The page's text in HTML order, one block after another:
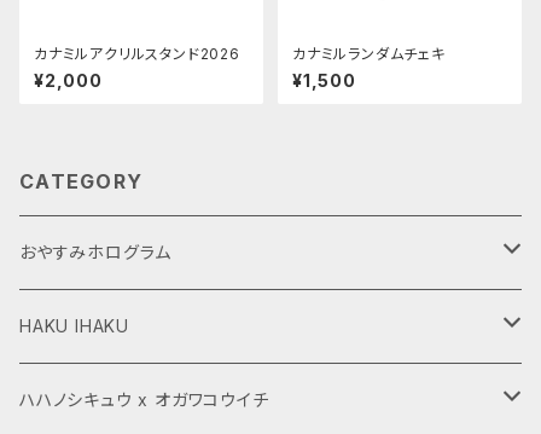
カナミルアクリルスタンド2026
¥2,000
カナミルランダムチェキ
¥1,500
CATEGORY
おやすみホログラム
CD,LP
グッズ
HAKU IHAKU
グッズ
ハハノシキュウ x オガワコウイチ